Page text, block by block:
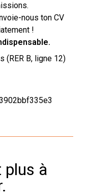
nous ton CV
!
(RER B, ligne 12)
plus à